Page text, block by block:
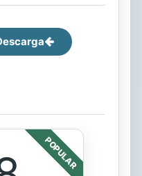
POPULAR